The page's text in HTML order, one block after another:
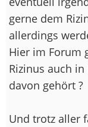
gerne dem
allerdings
Hier im Forum
Rizinus auch
davon gehört ?
Und trotz aller